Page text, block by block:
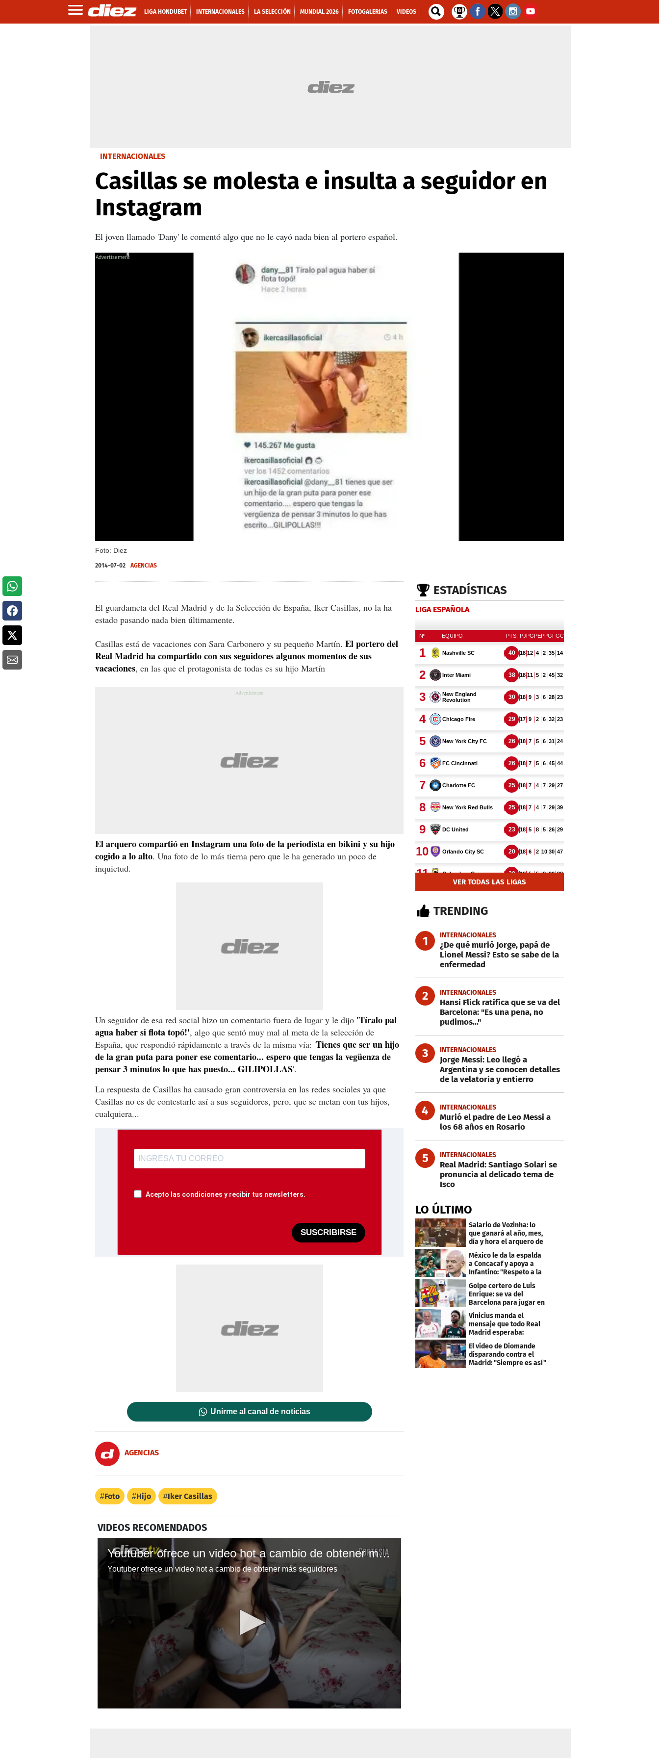
LIGA HONDUBET INTERNACIONALES LA SELECCIÓN MUNDIAL 2026 FOTOGALERIAS VIDEOS
INTERNACIONALES
Casillas se molesta e insulta a seguidor en
Instagram
El joven llamado 'Dany' le comentó algo que no le cayó nada bien al portero español.
Foto: Diez
X
2014-07-02 AGENCIAS
El guardameta del Real Madrid y de la Selección de España, Iker Casillas, no la ha
estado pasando nada bien últimamente.
Casillas está de vacaciones con Sara Carbonero y su pequeño Martín. El portero del
Real Madrid ha compartido con sus seguidores algunos momentos de sus
vacaciones, en las que el protagonista de todas es su hijo Martín
El arquero compartió en Instagram una foto de la periodista en bikini y su hijo
cogido a lo alto. Una foto de lo más tierna pero que le ha generado un poco de
inquietud.
Un seguidor de esa red social hizo un comentario fuera de lugar y le dijo 'Tíralo pal
agua haber si flota topó!', algo que sentó muy mal al meta de la selección de
España, que respondió rápidamente a través de la misma vía: 'Tienes que ser un hijo
de la gran puta para poner ese comentario... espero que tengas la vegüenza de
pensar 3 minutos lo que has puesto... GILIPOLLAS'.
La respuesta de Casillas ha causado gran controversia en las redes sociales ya que
Casillas no es de contestarle así a sus seguidores, pero, que se metan con tus hijos,
cualquiera...
Acepto las condiciones y recibir tus newsletters.
SUSCRIBIRSE
Unirme al canal de noticias
AGENCIAS
Foto Hijo Iker Casillas
VIDEOS RECOMENDADOS
Youtuber ofrece un video hot a cambio de obtener más seguidores
Youtuber ofrece un video hot a cambio de obtener más seguidores
ESTADÍSTICAS
LIGA ESPAÑOLA
VER TODAS LAS LIGAS
TRENDING
1 INTERNACIONALES
¿De qué murió Jorge, papá de
Lionel Messi? Esto se sabe de la
enfermedad
2 INTERNACIONALES
Hansi Flick ratifica que se va del
Barcelona: "Es una pena, no
pudimos..."
3 INTERNACIONALES
Jorge Messi: Leo llegó a
Argentina y se conocen detalles
de la velatoria y entierro
4 INTERNACIONALES
Murió el padre de Leo Messi a
los 68 años en Rosario
5 INTERNACIONALES
Real Madrid: Santiago Solari se
pronuncia al delicado tema de
Isco
LO ÚLTIMO
Salario de Vozinha: lo
que ganará al año, mes,
día y hora el arquero de
Cabo Verde
México le da la espalda
a Concacaf y apoya a
Infantino: "Respeto a la
gobernanza"
Golpe certero de Luis
Enrique: se va del
Barcelona para jugar en
el PSG
Vinicius manda el
mensaje que todo Real
Madrid esperaba:
"Mourinho..."
El video de Diomande
disparando contra el
Madrid: "Siempre es así"